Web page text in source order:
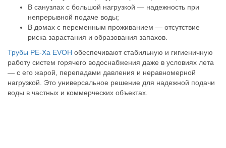
В санузлах с большой нагрузкой — надежность при
непрерывной подаче воды;
В домах с переменным проживанием — отсутствие
риска зарастания и образования запахов.
Трубы PE-Xa EVOH обеспечивают стабильную и гигиеничную
работу систем горячего водоснабжения даже в условиях лета
— с его жарой, перепадами давления и неравномерной
нагрузкой. Это универсальное решение для надежной подачи
воды в частных и коммерческих объектах.